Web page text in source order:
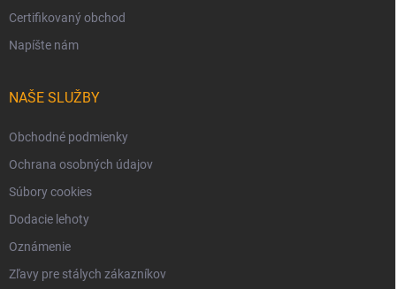
Certifikovaný obchod
Napíšte nám
NAŠE SLUŽBY
Obchodné podmienky
Ochrana osobných údajov
Súbory cookies
Dodacie lehoty
Oznámenie
Zľavy pre stálych zákazníkov